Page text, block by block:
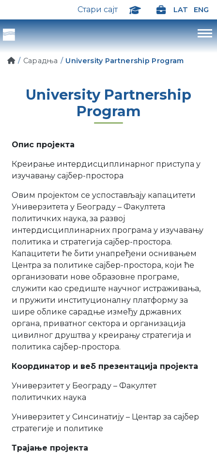
Стари сајт LAT ENG
Сарадња University Partnership Program
University Partnership
Program
Опис пројекта
Креирање интердисциплинарног приступа у
изучавању сајбер-простора
Овим пројектом се успостављају капацитети
Универзитета у Београду – Факултета
политичких наука, за развој
интердисциплинарних програма у изучавању
политика и стратегија сајбер-простора.
Капацитети ће бити унапређени оснивањем
Центра за политике сајбер-простора, који ће
организовати нове образовне програме,
служити као средиште научног истраживања,
и пружити институционалну платформу за
шире облике сарадње између државних
органа, приватног сектора и организација
цивилног друштва у креирању стратегија и
политика сајбер-простора.
Координатор и веб презентација пројекта
Универзитет у Београду – Факултет
политичких наука
Универзитет у Синсинатију – Центар за сајбер
стратегије и политике
Трајање пројекта